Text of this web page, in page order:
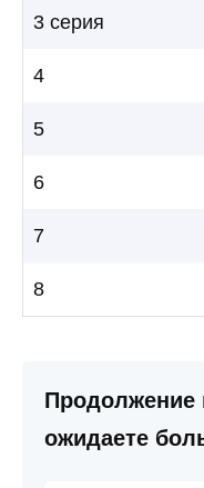
3 серия
4
5
6
7
8
Продолжение
ожидаете